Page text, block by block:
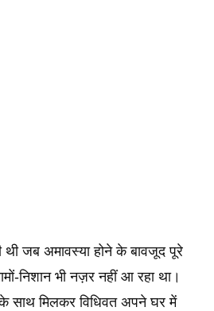
थी जब अमावस्या होने के बावजूद पूरे
निशान भी नज़र नहीं आ रहा था।
साथ मिलकर विधिवत अपने घर में